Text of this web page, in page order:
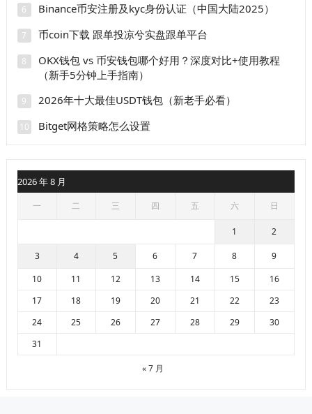
6 Binance币安注册及kyc身份认证（中国大陆2025）
7 币coin下载 跟单投凉兮实盘跟单平台
8
OKX钱包 vs 币安钱包哪个好用？深度对比+使用教程
（新手5分钟上手指南）
9 2026年十大最佳USDT钱包（新老手必看）
10 Bitget网格策略怎么设置
2026 年 8 月
一 二 三 四 五 六 日
1 2
3 4 5 6 7 8
9
10
11 12 13 14 15
16
17
18 19 20 21 22
23
24
25 26 27 28 29
30
31
« 7 月